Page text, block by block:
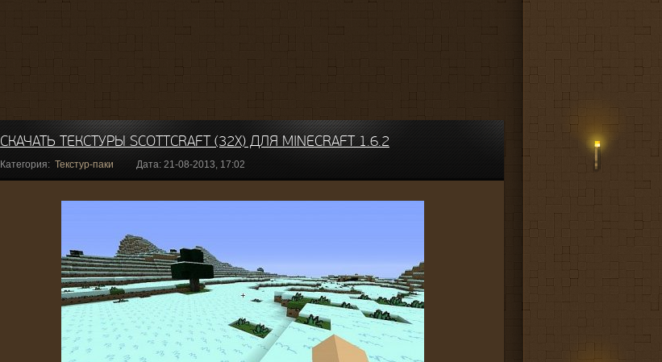
СКАЧАТЬ ТЕКСТУРЫ SCOTTCRAFT (32Х) ДЛЯ MINECRAFT 1.6.2
Категория: Текстур-паки Дата: 21-08-2013, 17:02